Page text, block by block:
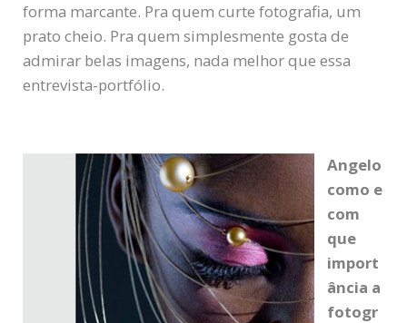
forma marcante. Pra quem curte fotografia, um
prato cheio. Pra quem simplesmente gosta de
admirar belas imagens, nada melhor que essa
entrevista-portfólio.
Angelo
como e
com
que
import
ância a
fotogr